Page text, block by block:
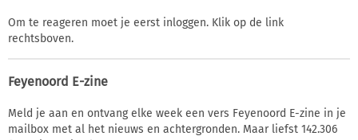
Om te reageren moet je eerst inloggen. Klik op de link
rechtsboven.
Feyenoord E-zine
Meld je aan en ontvang elke week een vers Feyenoord E-zine in je
mailbox met al het nieuws en achtergronden. Maar liefst 142.306